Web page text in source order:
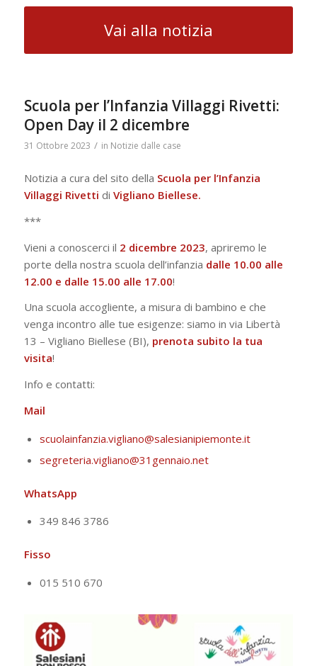
Vai alla notizia
Scuola per l’Infanzia Villaggi Rivetti:
Open Day il 2 dicembre
31 Ottobre 2023 / in Notizie dalle case
Notizia a cura del sito della Scuola per l’Infanzia
Villaggi Rivetti di Vigliano Biellese.
***
Vieni a conoscerci il 2 dicembre 2023, apriremo le
porte della nostra scuola dell’infanzia dalle 10.00 alle
12.00 e dalle 15.00 alle 17.00!
Una scuola accogliente, a misura di bambino e che
venga incontro alle tue esigenze: siamo in via Libertà
13 – Vigliano Biellese (BI), prenota subito la tua
visita!
Info e contatti:
Mail
scuolainfanzia.vigliano@salesianipiemonte.it
segreteria.vigliano@31gennaio.net
WhatsApp
349 846 3786
Fisso
015 510 670